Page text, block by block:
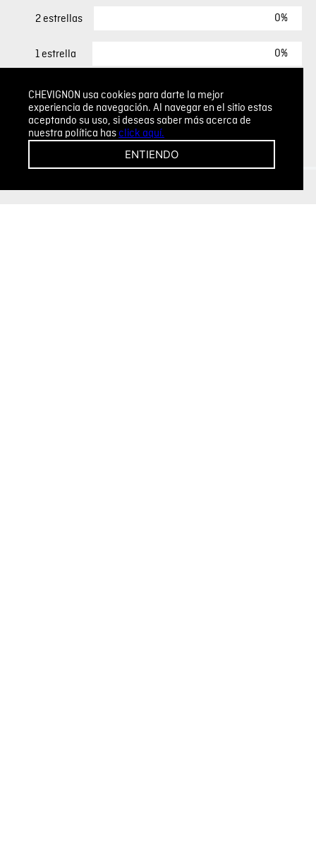
CHEVIGNON usa cookies para darte la mejor
experiencia de navegación. Al navegar en el sitio estas
aceptando su uso, si deseas saber más acerca de
nuestra política hasclick aquí.
ENTIENDO
2 estrellas 0%
1 estrella 0%
ESCRIBIR UN COMENTARIO
Agregar comentario
Sin comentarios.